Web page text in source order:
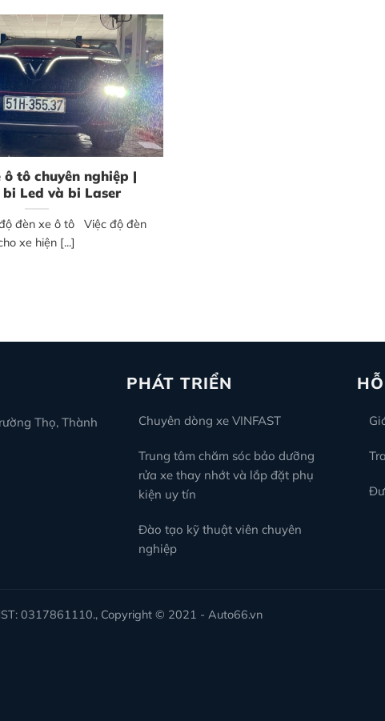
ô tô chuyên nghiệp |
bi Led và bi Laser
đèn xe ô tô Việc độ đèn
xe hiện [...]
Thọ, Thành
PHÁT TRIỂN
Chuyên dòng xe VINFAST
Trung tâm chăm sóc bảo dưỡng
rửa xe thay nhớt và lắp đặt phụ
kiện uy tín
Đào tạo kỹ thuật viên chuyên
nghiệp
0317861110., Copyright © 2021 - Auto66.vn